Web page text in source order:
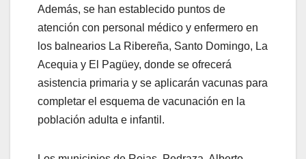
Además, se han establecido puntos de
atención con personal médico y enfermero en
los balnearios La Ribereña, Santo Domingo, La
Acequia y El Pagüey, donde se ofrecerá
asistencia primaria y se aplicarán vacunas para
completar el esquema de vacunación en la
población adulta e infantil.